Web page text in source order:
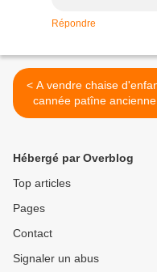
Répondre
< A vendre chaise d'enfant
cannée patîne ancienne
Hébergé par Overblog
Top articles
Pages
Contact
Signaler un abus